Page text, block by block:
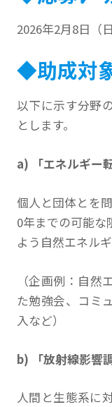
2026年2月8日（日
◆助成対
以下に示す分野
とします。
a) 「エネルギー
個人と団体とを
0年までの可能な
よう自然エネル
（企画例：自
た勉強会、コミ
入など）
b) 「放射線影響
人間と生態系に